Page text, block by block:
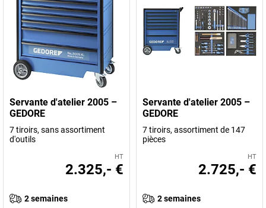
Servante d'atelier 2005 –
GEDORE
7 tiroirs, sans assortiment
d'outils
HT
2.325,- €
2 semaines
Servante d'atelier 2005 –
GEDORE
7 tiroirs, assortiment de 147
pièces
HT
2.725,- €
2 semaines